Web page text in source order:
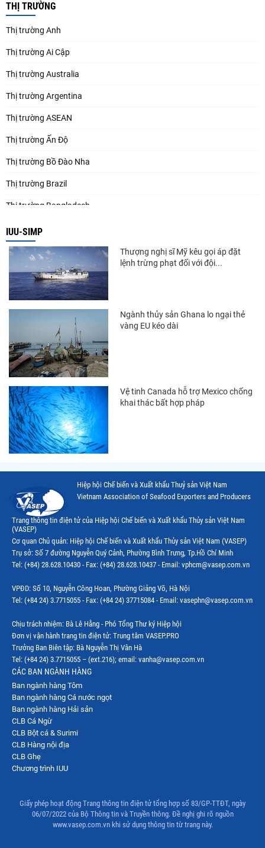
THỊ TRƯỜNG
Thị trường Anh
Thị trường Ai Cập
Thị trường Australia
Thị trường Argentina
Thị trường ASEAN
Thị trường Ấn Độ
Thị trường Bồ Đào Nha
Thị trường Brazil
Thị trường Bangladesh
Thị trường Chile
Thị trường Canada
Thị trường Ecuador
Thị trường EU
Thị trường Indonesia
Thị trường Mexico
Thị trường Mỹ
Thị trường Hàn Quốc
Thị trường Nhật Bản
Thị trường Thái Lan
Thị trường Philippines
Thị trường Tây Ban Nha
Thị trường thủy sản khác
Thị trường thủy sản thế giới
IUU-SIMP
Thượng nghị sĩ Mỹ kêu gọi áp đặt
lệnh trừng phạt đối với đội...
Ngành thủy sản Ghana lo ngại thẻ
vàng EU kéo dài
Vệ tinh Canada hỗ trợ Mexico chống
khai thác bất hợp pháp
Hiệp hội Chế biến và Xuất khẩu Thuỷ sản Việt Nam
Vietnam Association of Seafood Exporters and Producers
Trang thông tin điện tử của Hiệp hội Chế biến và Xuất khẩu Thủy sản Việt Nam
(VASEP)
Cơ quan Chủ quản: Hiệp hội Chế biến và Xuất khẩu Thủy sản Việt Nam (VASEP)
Trụ sở: Số 7 đường Nguyễn Quý Cảnh, Phường Bình Trưng, Tp.Hồ Chí Minh
Tel: (+84) 28.628.10430 - Fax: (+84) 28.628.10437 - Email: vphcm@vasep.com.vn
VPĐD: Số 10, Nguyễn Công Hoan, Phường Giảng Võ, Hà Nội
Tel: (+84 24) 3.7715055 - Fax: (+84 24) 37715084 - Email: vasephn@vasep.com.vn
Chịu trách nhiệm: Bà Lê Hằng - Phó Tổng Thư ký Hiệp hội
Đơn vị vận hành trang tin điện tử: Trung tâm VASEP.PRO
Trưởng Ban Biên tập: Bà Nguyễn Thị Vân Hà
Tel: (+84 24) 3.7715055 – (ext.216); email: vanha@vasep.com.vn
CÁC BAN NGÀNH HÀNG
Ban ngành hàng Tôm
Ban ngành hàng Cá nước ngọt
Ban ngành hàng Hải sản
CLB Cá Ngừ
CLB Bột cá & Surimi
CLB Hàng nội địa
CLB Ghẹ
Chương trình IUU
Giấy phép hoạt động Trang thông tin điện tử tổng hợp số 83/GP-TTĐT, ngày
06/07/2022 của Bộ Thông tin và Truyền thông. Đề nghị ghi rõ nguồn
www.vasep.com.vn khi sử dụng thông tin từ trang này.